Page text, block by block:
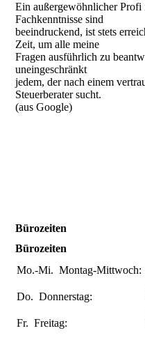
Ein außergewöhnlicher Profi
Fachkenntnisse sind
beeindruckend, ist stets
Zeit, um alle meine
Fragen ausführlich zu
uneingeschränkt
jedem, der nach einem
Steuerberater sucht.
(aus Google)
Bürozeiten
Bürozeiten
Mo.-Mi.Montag-Mittwoch:
Do.Donnerstag:
Fr.Freitag: